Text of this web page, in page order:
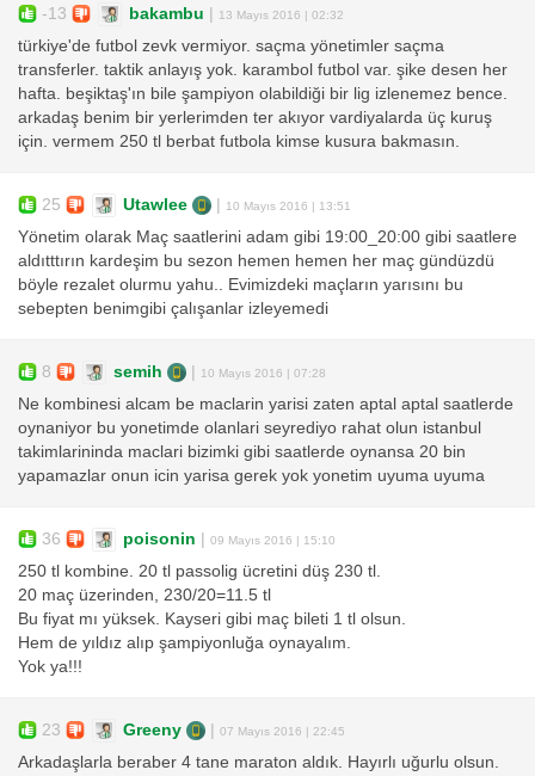
-13 bakambu 13 Mayıs 2016 | 02:32
türkiye'de futbol zevk vermiyor. saçma yönetimler saçma
transferler. taktik anlayış yok. karambol futbol var. şike desen her
hafta. beşiktaş'ın bile şampiyon olabildiği bir lig izlenemez bence.
arkadaş benim bir yerlerimden ter akıyor vardiyalarda üç kuruş
için. vermem 250 tl berbat futbola kimse kusura bakmasın.
25 Utawlee 10 Mayıs 2016 | 13:51
Yönetim olarak Maç saatlerini adam gibi 19:00_20:00 gibi saatlere
aldıtttırın kardeşim bu sezon hemen hemen her maç gündüzdü
böyle rezalet olurmu yahu.. Evimizdeki maçların yarısını bu
sebepten benimgibi çalışanlar izleyemedi
8 semih 10 Mayıs 2016 | 07:28
Ne kombinesi alcam be maclarin yarisi zaten aptal aptal saatlerde
oynaniyor bu yonetimde olanlari seyrediyo rahat olun istanbul
takimlarininda maclari bizimki gibi saatlerde oynansa 20 bin
yapamazlar onun icin yarisa gerek yok yonetim uyuma uyuma
36 poisonin 09 Mayıs 2016 | 15:10
250 tl kombine. 20 tl passolig ücretini düş 230 tl.
20 maç üzerinden, 230/20=11.5 tl
Bu fiyat mı yüksek. Kayseri gibi maç bileti 1 tl olsun.
Hem de yıldız alıp şampiyonluğa oynayalım.
Yok ya!!!
23 Greeny 07 Mayıs 2016 | 22:45
Arkadaşlarla beraber 4 tane maraton aldık. Hayırlı uğurlu olsun.